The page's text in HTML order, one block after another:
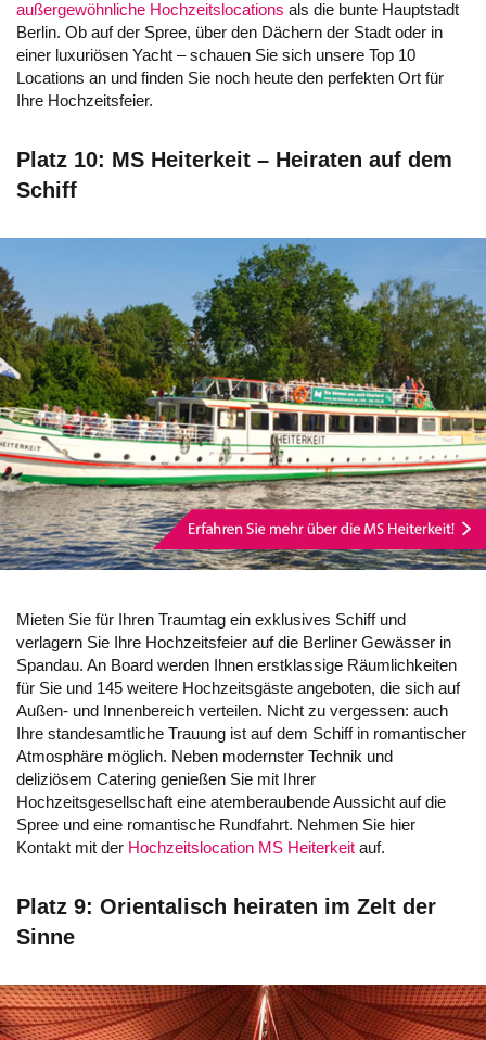
außergewöhnliche Hochzeitslocations als die bunte Hauptstadt
Berlin. Ob auf der Spree, über den Dächern der Stadt oder in
einer luxuriösen Yacht – schauen Sie sich unsere Top 10
Locations an und finden Sie noch heute den perfekten Ort für
Ihre Hochzeitsfeier.
Platz 10: MS Heiterkeit – Heiraten auf dem
Schiff
Mieten Sie für Ihren Traumtag ein exklusives Schiff und
verlagern Sie Ihre Hochzeitsfeier auf die Berliner Gewässer in
Spandau. An Board werden Ihnen erstklassige Räumlichkeiten
für Sie und 145 weitere Hochzeitsgäste angeboten, die sich auf
Außen- und Innenbereich verteilen. Nicht zu vergessen: auch
Ihre standesamtliche Trauung ist auf dem Schiff in romantischer
Atmosphäre möglich. Neben modernster Technik und
deliziösem Catering genießen Sie mit Ihrer
Hochzeitsgesellschaft eine atemberaubende Aussicht auf die
Spree und eine romantische Rundfahrt. Nehmen Sie hier
Kontakt mit der Hochzeitslocation MS Heiterkeit auf.
Platz 9: Orientalisch heiraten im Zelt der
Sinne